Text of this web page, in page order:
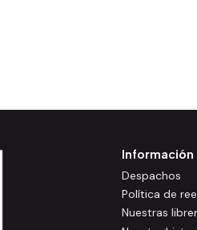
Información
Despachos
Política de
Nuestras